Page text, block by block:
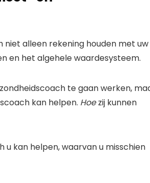
niet alleen rekening houden met uw
en het algehele waardesysteem.
te gaan werken,
kan helpen. Hoezij kunnen
kan helpen, waarvan u misschien